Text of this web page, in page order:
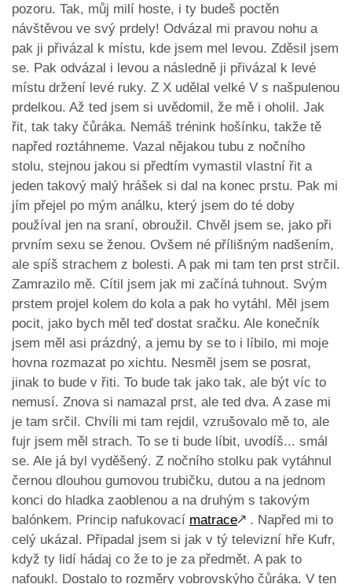
pozoru. Tak, můj milí hoste, i ty budeš poctěn
návštěvou ve svý prdely! Odvázal mi pravou nohu a
pak ji přivázal k místu, kde jsem mel levou. Zděsil jsem
se. Pak odvázal i levou a následně ji přivázal k levé
místu držení levé ruky. Z X udělal velké V s našpulenou
prdelkou. Až ted jsem si uvědomil, že mě i oholil. Jak
řit, tak taky čůráka. Nemáš trénink hošínku, takže tě
napřed roztáhneme. Vazal nějakou tubu z nočního
stolu, stejnou jakou si předtím vymastil vlastní řit a
jeden takový malý hrášek si dal na konec prstu. Pak mi
jím přejel po mým análku, který jsem do té doby
používal jen na sraní, obroužil. Chvěl jsem se, jako při
prvním sexu se ženou. Ovšem né přílišným nadšením,
ale spíš strachem z bolesti. A pak mi tam ten prst strčil.
Zamrazilo mě. Cítil jsem jak mi začíná tuhnout. Svým
prstem projel kolem do kola a pak ho vytáhl. Měl jsem
pocit, jako bych měl teď dostat sračku. Ale konečník
jsem měl asi prázdný, a jemu by se to i líbilo, mi moje
hovna rozmazat po xichtu. Nesměl jsem se posrat,
jinak to bude v řiti. To bude tak jako tak, ale být víc to
nemusí. Znova si namazal prst, ale ted dva. A zase mi
je tam srčil. Chvíli mi tam rejdil, vzrušovalo mě to, ale
fujr jsem měl strach. To se ti bude líbit, uvodíš... smál
se. Ale já byl vyděšený. Z nočního stolku pak vytáhnul
černou dlouhou gumovou trubičku, dutou a na jednom
konci do hladka zaoblenou a na druhým s takovým
balónkem. Princip nafukovací matrace🡕 . Napřed mi to
celý ukázal. Připadal jsem si jak v tý televizní hře Kufr,
když ty lidí hádaj co že to je za předmět. A pak to
nafoukl. Dostalo to rozměry vobrovskýho čůráka. V ten